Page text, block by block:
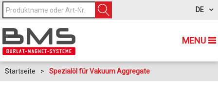
MENU
DE
Startseite > Spezialöl für Vakuum Aggregate